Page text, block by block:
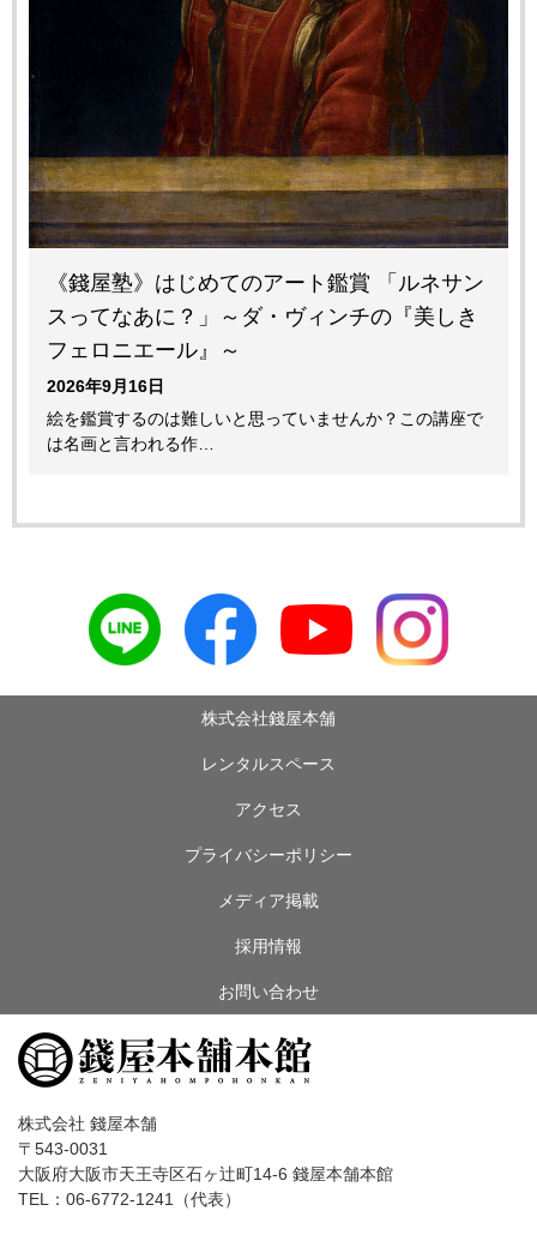
《錢屋塾》はじめてのアート鑑賞 「ルネサン
スってなあに？」～ダ・ヴィンチの『美しき
フェロニエール』～
2026年9月16日
絵を鑑賞するのは難しいと思っていませんか？この講座で
は名画と言われる作…
株式会社錢屋本舗
レンタルスペース
アクセス
プライバシーポリシー
メディア掲載
採用情報
お問い合わせ
株式会社 錢屋本舗
〒543-0031
大阪府大阪市天王寺区石ヶ辻町14-6 錢屋本舗本館
TEL：06-6772-1241（代表）